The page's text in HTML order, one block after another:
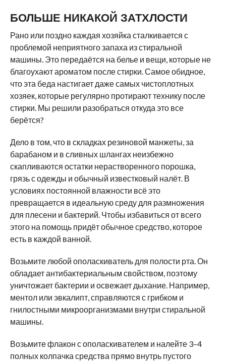
БОЛЬШЕ НИКАКОЙ ЗАТХЛОСТИ
Рано или поздно каждая хозяйка сталкивается с
проблемой неприятного запаха из стиральной
машины. Это передаётся на белье и вещи, которые не
благоухают ароматом после стирки. Самое обидное,
что эта беда настигает даже самых чистоплотных
хозяек, которые регулярно протирают технику после
стирки. Мы решили разобраться откуда это все
берётся?
Дело в том, что в складках резиновой манжеты, за
барабаном и в сливных шлангах неизбежно
скапливаются остатки нерастворенного порошка,
грязь с одежды и обычный известковый налёт. В
условиях постоянной влажности всё это
превращается в идеальную среду для размножения
для плесени и бактерий. Чтобы избавиться от всего
этого на помощь придёт обычное средство, которое
есть в каждой ванной.
Возьмите любой ополаскиватель для полости рта. Он
обладает антибактериальным свойством, поэтому
уничтожает бактерии и освежает дыхание. Например,
ментол или эвкалипт, справляются с грибком и
гнилостными микроорганизмами внутри стиральной
машины.
Возьмите флакон с ополаскивателем и налейте 3–4
полных колпачка средства прямо внутрь пустого